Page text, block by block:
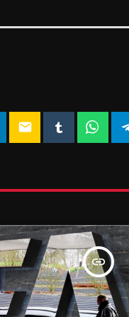
email
insert_link